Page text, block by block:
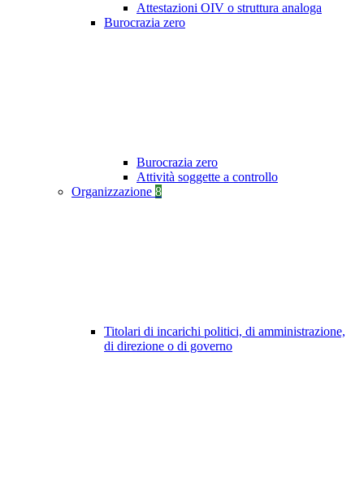
Attestazioni OIV o struttura analoga
Burocrazia zero
Burocrazia zero
Attività soggette a controllo
Organizzazione 8
Titolari di incarichi politici, di amministrazione,
di direzione o di governo